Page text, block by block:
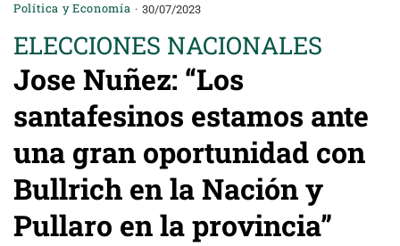
Política y Economía 30/07/2023
ELECCIONES NACIONALES
Jose Nuñez: “Los
santafesinos estamos ante
una gran oportunidad con
Bullrich en la Nación y
Pullaro en la provincia”